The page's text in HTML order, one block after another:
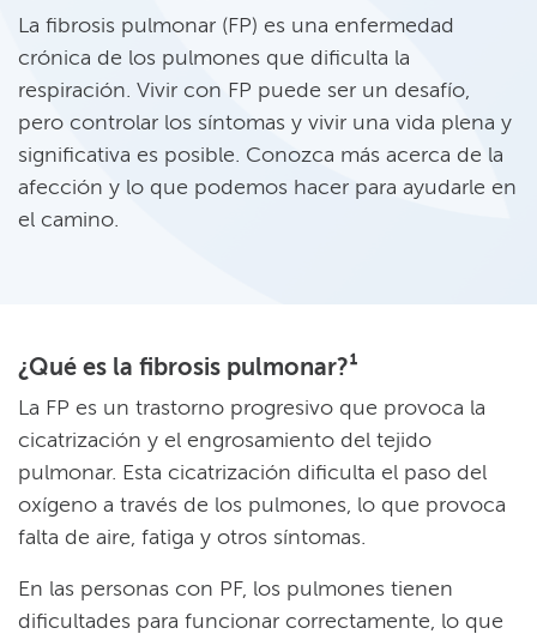
La fibrosis pulmonar (FP) es una enfermedad
crónica de los pulmones que dificulta la
respiración. Vivir con FP puede ser un desafío,
pero controlar los síntomas y vivir una vida plena y
significativa es posible. Conozca más acerca de la
afección y lo que podemos hacer para ayudarle en
el camino.​​
¿Qué es la fibrosis pulmonar?¹​​
La FP es un trastorno progresivo que provoca la
cicatrización y el engrosamiento del tejido
pulmonar. Esta cicatrización dificulta el paso del
oxígeno a través de los pulmones, lo que provoca
falta de aire, fatiga y otros síntomas.​​
En las personas con PF, los pulmones tienen
dificultades para funcionar correctamente, lo que